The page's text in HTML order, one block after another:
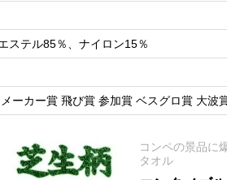
ステル85％、ナイロン15％
ーカー賞 飛び賞 参加賞 ベスグロ賞 大波
コンペの景品に
タオル